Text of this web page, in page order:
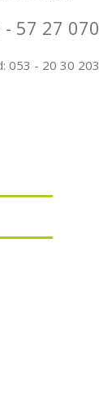
57 27 070
053 - 20 30 203